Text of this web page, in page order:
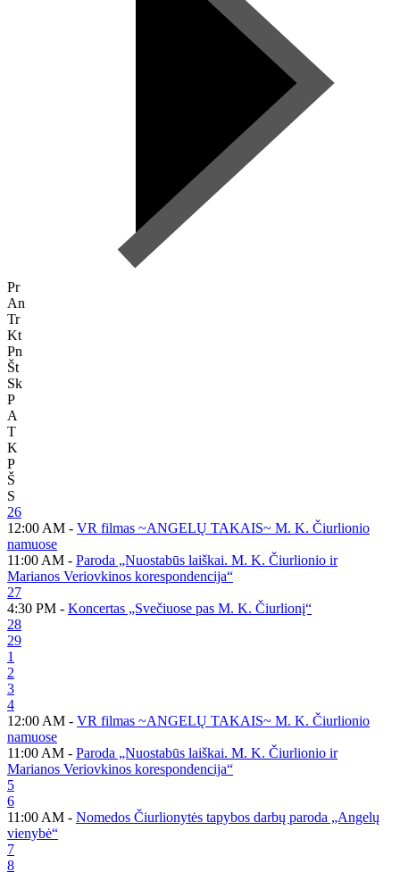
Pr
An
Tr
Kt
Pn
Št
Sk
P
A
T
K
P
Š
S
26
12:00 AM - VR filmas ~ANGELŲ TAKAIS~ M. K. Čiurlionio
namuose
11:00 AM - Paroda „Nuostabūs laiškai. M. K. Čiurlionio ir
Marianos Veriovkinos korespondencija“
27
4:30 PM - Koncertas „Svečiuose pas M. K. Čiurlionį“
28
29
1
2
3
4
12:00 AM - VR filmas ~ANGELŲ TAKAIS~ M. K. Čiurlionio
namuose
11:00 AM - Paroda „Nuostabūs laiškai. M. K. Čiurlionio ir
Marianos Veriovkinos korespondencija“
5
6
11:00 AM - Nomedos Čiurlionytės tapybos darbų paroda „Angelų
vienybė“
7
8